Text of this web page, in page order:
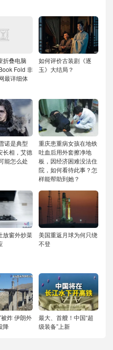
折叠电脑
Fold 非
最详细体
如何评价古装剧《逐
玉》大结局？
诺是典型
长相，艾德
能怎么处
重庆患重病女孩在地铁
吐血后用外套擦净地
板，因经济困难没法住
院，如何看待此事？怎
样能帮助到她？
放窗外炒菜
美国重返月球为何只绕
不登
被炸 伊朗外
降
最大、首艘！中国“超
级装备”上新